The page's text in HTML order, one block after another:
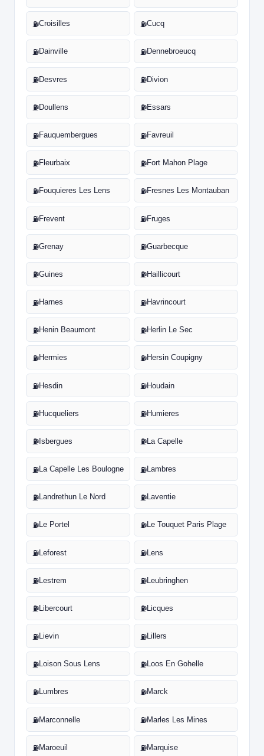
⛽Croisilles ⛽Cucq
⛽Dainville ⛽Dennebroeucq
⛽Desvres ⛽Divion
⛽Doullens ⛽Essars
⛽Fauquembergues ⛽Favreuil
⛽Fleurbaix ⛽Fort Mahon Plage
⛽Fouquieres Les Lens ⛽Fresnes Les Montauban
⛽Frevent ⛽Fruges
⛽Grenay ⛽Guarbecque
⛽Guines ⛽Haillicourt
⛽Harnes ⛽Havrincourt
⛽Henin Beaumont ⛽Herlin Le Sec
⛽Hermies ⛽Hersin Coupigny
⛽Hesdin ⛽Houdain
⛽Hucqueliers ⛽Humieres
⛽Isbergues ⛽La Capelle
⛽La Capelle Les Boulogne ⛽Lambres
⛽Landrethun Le Nord ⛽Laventie
⛽Le Portel ⛽Le Touquet Paris Plage
⛽Leforest ⛽Lens
⛽Lestrem ⛽Leubringhen
⛽Libercourt ⛽Licques
⛽Lievin ⛽Lillers
⛽Loison Sous Lens ⛽Loos En Gohelle
⛽Lumbres ⛽Marck
⛽Marconnelle ⛽Marles Les Mines
⛽Maroeuil ⛽Marquise